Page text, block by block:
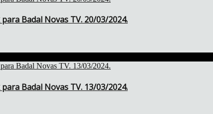
Badal Novas TV. 20/03/2024.
Badal Novas TV. 13/03/2024.